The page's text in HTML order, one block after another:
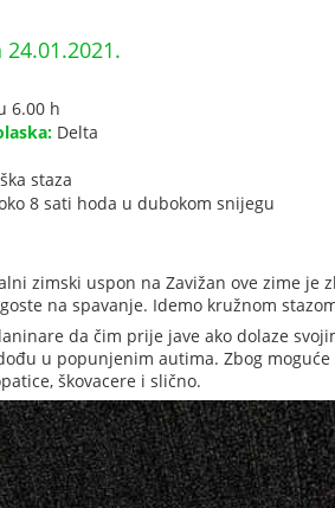
6.00 h
Delta
staza
8 sati hoda u dubokom snijegu
zimski uspon na Zavižan ove zime
na spavanje. Idemo kružnom
da čim prije jave ako dolaze
u popunjenim autima. Zbog
škovacere i slično.